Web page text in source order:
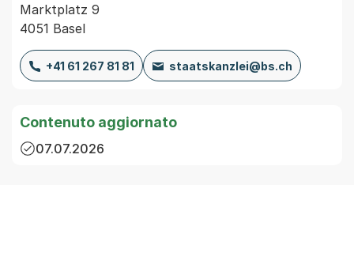
Marktplatz 9
4051 Basel
+41 61 267 81 81 staatskanzlei@bs.ch
Contenuto aggiornato
07.07.2026